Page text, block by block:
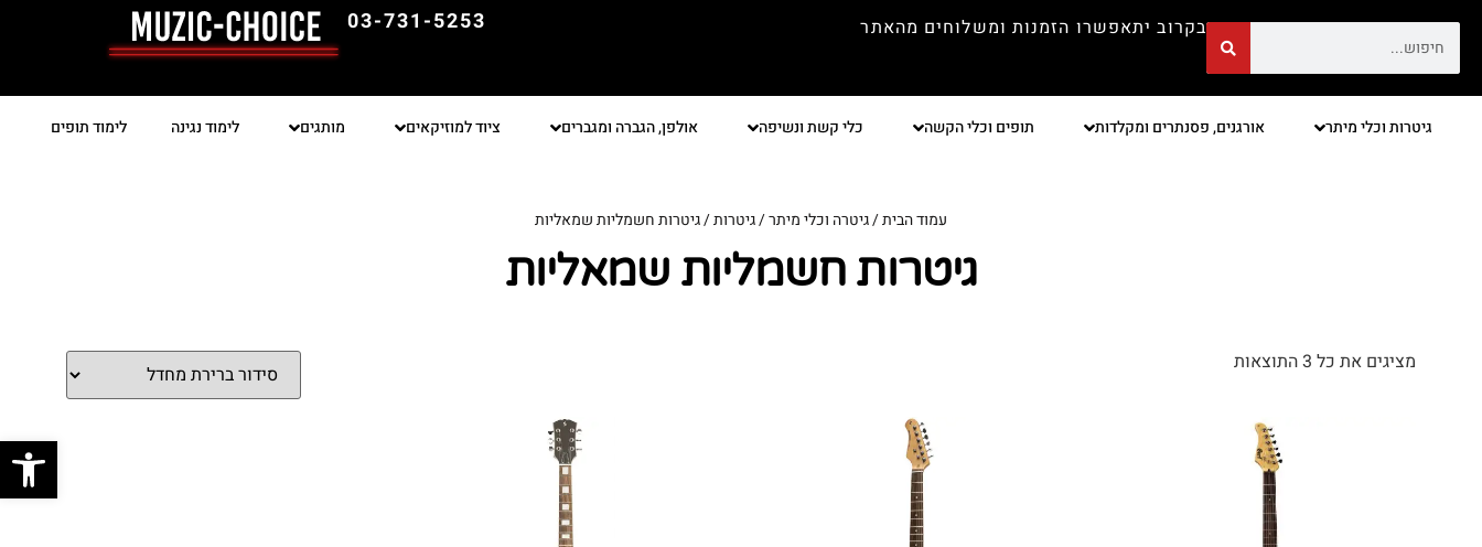
בקרוב יתאפשרו הזמנות ומשלוחים מהאתר 03-731-5253
גיטרות וכלי מיתר אורגנים, פסנתרים ומקלדות תופים וכלי הקשה כלי קשת ונשיפה אולפן, הגברה ומגברים ציוד למוזיקאים מותגים לימוד נגינה לימוד תופים
עמוד הבית/גיטרה וכלי מיתר/גיטרות/ גיטרות חשמליות שמאליות
גיטרות חשמליות שמאליות
מציגים את כל ⁦3⁩ התוצאות
פתח